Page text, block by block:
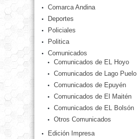
Comarca Andina
Deportes
Policiales
Politica
Comunicados
Comunicados de EL Hoyo
Comunicados de Lago Puelo
Comunicados de Epuyén
Comunicados de El Maitén
Comunicados de EL Bolsón
Otros Comunicados
Edición Impresa